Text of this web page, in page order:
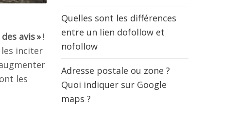
avis »!
inciter
les
Quelles sont les différences
entre un lien dofollow et
nofollow
Adresse postale ou zone ?
Quoi indiquer sur Google
maps ?